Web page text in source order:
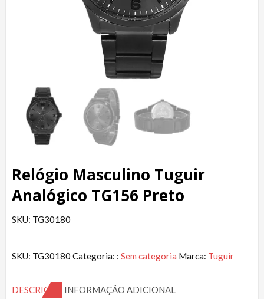
Relógio Masculino Tuguir
Analógico TG156 Preto
SKU: TG30180
SKU: TG30180 Categoria: : Sem categoria Marca: Tuguir
DESCRIÇÃO INFORMAÇÃO ADICIONAL